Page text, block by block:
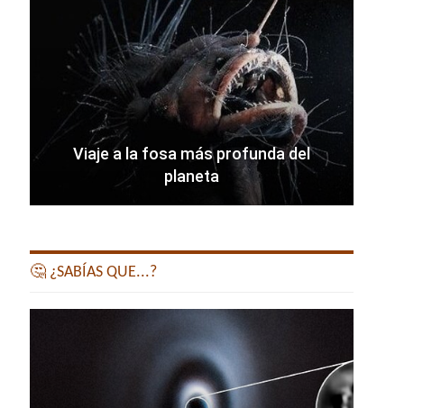
Viaje a la fosa más profunda del
planeta
🤔 ¿SABÍAS QUE...?